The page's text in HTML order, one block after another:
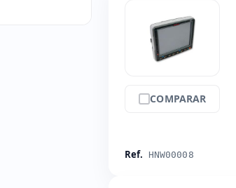
COMPARAR
Ref. HNW00008